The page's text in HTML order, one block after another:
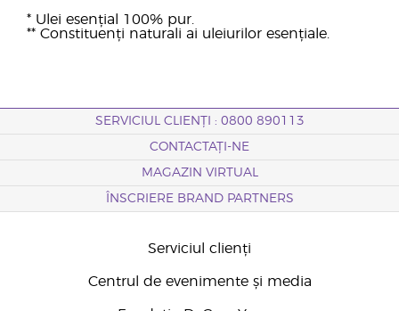
* Ulei esențial 100% pur.
** Constituenți naturali ai uleiurilor esențiale.
SERVICIUL CLIENȚI : 0800 890113
CONTACTAȚI-NE
MAGAZIN VIRTUAL
ÎNSCRIERE BRAND PARTNERS
Serviciul clienți
Centrul de evenimente și media